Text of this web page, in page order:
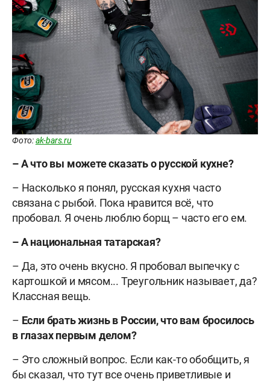
Фото:ak-bars.ru
–А что вы можете сказать о русской кухне?
– Насколько я понял, русская кухня часто
связана с рыбой. Пока нравится всё, что
пробовал. Я очень люблю борщ – часто его ем.
–А национальная татарская?
– Да, это очень вкусно. Я пробовал выпечку с
картошкой и мясом... Треугольник называет, да?
Классная вещь.
– Если брать жизнь в России, что вам бросилось
в глазах первым делом?
– Это сложный вопрос. Если как-то обобщить, я
бы сказал, что тут все очень приветливые и